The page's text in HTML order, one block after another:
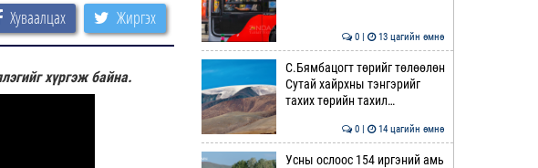
Хуваалцах Жиргэх
хүргэж байна.
0 | 13 цагийн өмнө
С.Бямбацогт төрийг төлөөлөн
Сутай хайрхны тэнгэрийг
тахих төрийн тахил…
0 | 14 цагийн өмнө
Усны ослоос 154 иргэний амь